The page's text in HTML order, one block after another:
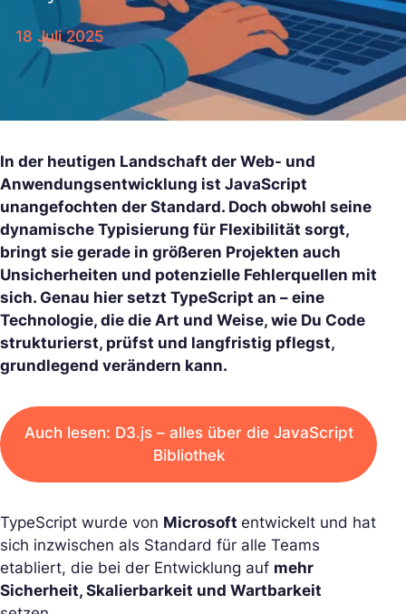
18 Juli 2025
In der heutigen Landschaft der Web- und
Anwendungsentwicklung ist JavaScript
unangefochten der Standard. Doch obwohl seine
dynamische Typisierung für Flexibilität sorgt,
bringt sie gerade in größeren Projekten auch
Unsicherheiten und potenzielle Fehlerquellen mit
sich. Genau hier setzt TypeScript an – eine
Technologie, die die Art und Weise, wie Du Code
strukturierst, prüfst und langfristig pflegst,
grundlegend verändern kann.
Auch lesen: D3.js – alles über die JavaScript
Bibliothek
TypeScript wurde von Microsoft entwickelt und hat
sich inzwischen als Standard für alle Teams
etabliert, die bei der Entwicklung auf mehr
Sicherheit, Skalierbarkeit und Wartbarkeit